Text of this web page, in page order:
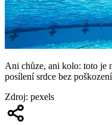
Ani chůze, ani kolo: toto je
posílení srdce bez
Zdroj: pexels